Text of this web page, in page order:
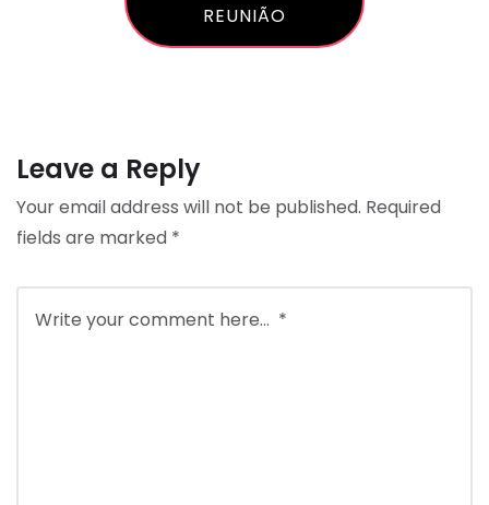
REUNIÃO
Leave a Reply
Your email address will not be published. Required
fields are marked *